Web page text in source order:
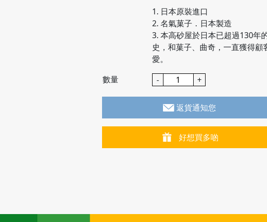
1. 日本原裝進口
2. 名氣菓子．日本製造
3. 本高砂屋於日本已超過130年
史，和菓子、曲奇，一直獲得顧
愛。
數量
- +
返貨通知您
好想買多啲